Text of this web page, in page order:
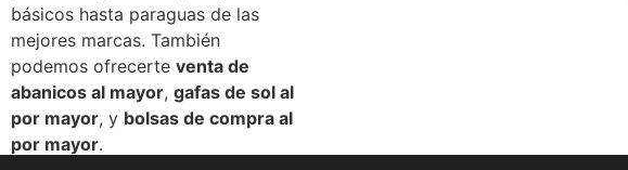
básicos hasta paraguas de las
mejores marcas. También
podemos ofrecerte venta de
abanicos al mayor, gafas de sol al
por mayor, y bolsas de compra al
por mayor.